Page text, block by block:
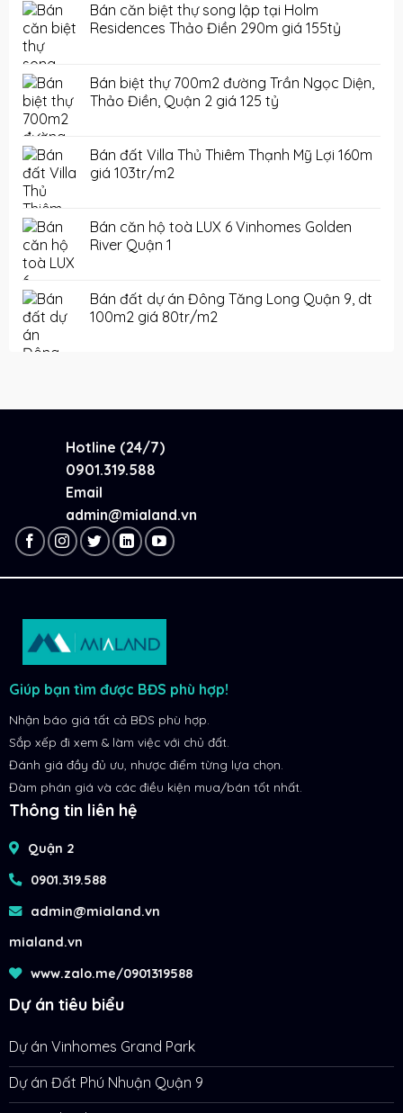
Bán căn biệt thự song lập tại Holm
Residences Thảo Điền 290m giá 155tỷ
Bán biệt thự 700m2 đường Trần Ngọc Diện,
Thảo Điền, Quận 2 giá 125 tỷ
Bán đất Villa Thủ Thiêm Thạnh Mỹ Lợi 160m
giá 103tr/m2
Bán căn hộ toà LUX 6 Vinhomes Golden
River Quận 1
Bán đất dự án Đông Tăng Long Quận 9, dt
100m2 giá 80tr/m2
Hotline (24/7)
0901.319.588
Email
admin@mialand.vn
Giúp bạn tìm được BĐS phù hợp!
Nhận báo giá tất cả BĐS phù hợp.
Sắp xếp đi xem & làm việc với chủ đất.
Đánh giá đầy đủ ưu, nhược điểm từng lựa chọn.
Đàm phán giá và các điều kiện mua/bán tốt nhất.
Thông tin liên hệ
Quận 2
0901.319.588
admin@mialand.vn
mialand.vn
www.zalo.me/0901319588
Dự án tiêu biểu
Dự án Vinhomes Grand Park
Dự án Đất Phú Nhuận Quận 9